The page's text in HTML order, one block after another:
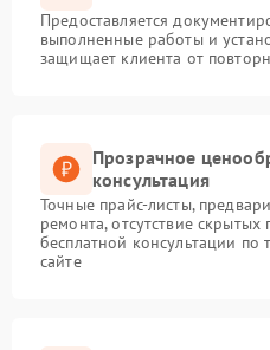
Предоставляется
выполненные работы и
защищает клиента от
Прозрачное
консультация
Точные прайс-листы,
ремонта, отсутствие
бесплатной консультации
сайте